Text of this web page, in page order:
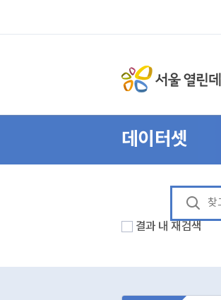
데이터셋
결과 내 재검색